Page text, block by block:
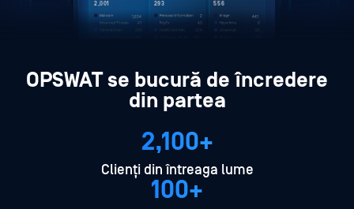
2,001
1,834
47
344
2
47
1,578
1,251
23
OPSWAT se bucură de încredere
din partea
2,100+
Clienți din întreaga lume
100+